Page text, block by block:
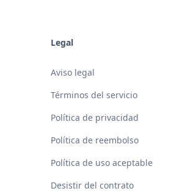
Legal
Aviso legal
Términos del servicio
Política de privacidad
Política de reembolso
Política de uso aceptable
Desistir del contrato